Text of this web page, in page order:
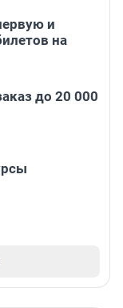
и
на
до 20 000